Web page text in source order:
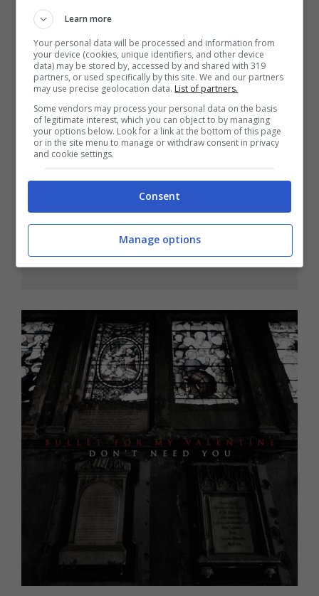
[Conclusione]
Non ho bisogno di te
Non ho bisogno di te
Non ci hai pensato abbastanza
Quindi quello che sto dicendo a me non
serve
Non ho bisogno di te
Seppelliscimi meglio che puoi
Learn more
Your personal data will be processed and information from
your device (cookies, unique identifiers, and other device
data) may be stored by, accessed by and shared with 319
partners, or used specifically by this site. We and our partners
may use precise geolocation data. List of partners.
Some vendors may process your personal data on the basis
of legitimate interest, which you can object to by managing
your options below. Look for a link at the bottom of this page
or in the site menu to manage or withdraw consent in privacy
and cookie settings.
Consent
Manage options